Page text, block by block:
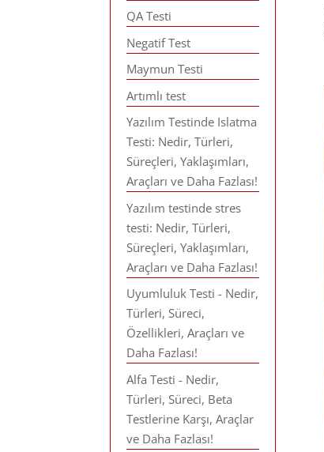
QA Testi
Negatif Test
Maymun Testi
Artımlı test
Yazılım Testinde Islatma
Testi: Nedir, Türleri,
Süreçleri, Yaklaşımları,
Araçları ve Daha Fazlası!
Yazılım testinde stres
testi: Nedir, Türleri,
Süreçleri, Yaklaşımları,
Araçları ve Daha Fazlası!
Uyumluluk Testi - Nedir,
Türleri, Süreci,
Özellikleri, Araçları ve
Daha Fazlası!
Alfa Testi - Nedir,
Türleri, Süreci, Beta
Testlerine Karşı, Araçlar
ve Daha Fazlası!